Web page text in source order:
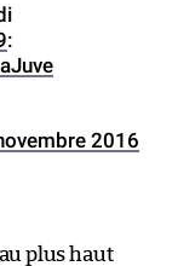
:
2016
plus haut